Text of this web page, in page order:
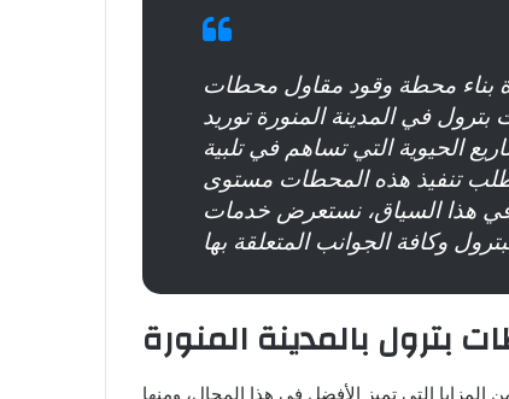
بناء محطة وقود مقاول محطات
في المدينة المنورة توريد
الحيوية التي تساهم في تلبية
تنفيذ هذه المحطات مستوى
في هذا السياق، نستعرض خدمات
بالمدينة المنورة